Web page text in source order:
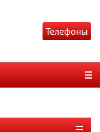
Телефоны